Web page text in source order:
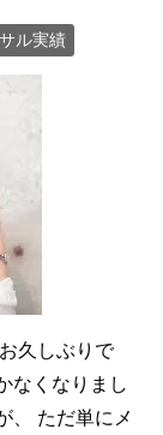
ル実績
久しぶりで
なくなりまし
、 ただ単にメ